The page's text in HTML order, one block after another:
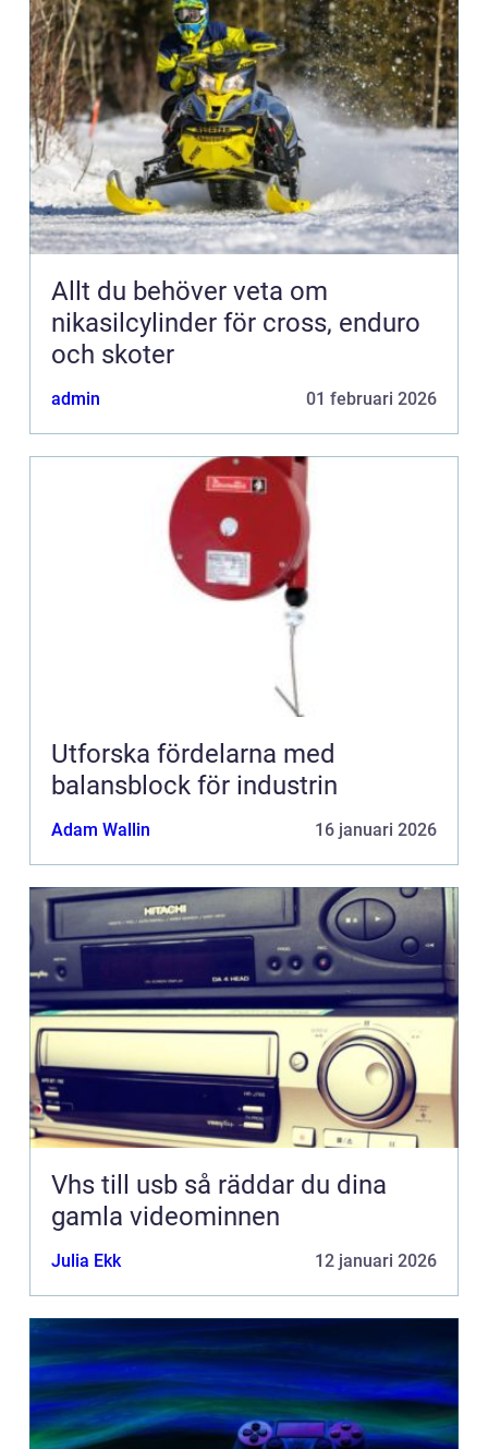
Allt du behöver veta om
nikasilcylinder för cross, enduro
och skoter
admin 01 februari 2026
Utforska fördelarna med
balansblock för industrin
Adam Wallin 16 januari 2026
Vhs till usb så räddar du dina
gamla videominnen
Julia Ekk 12 januari 2026